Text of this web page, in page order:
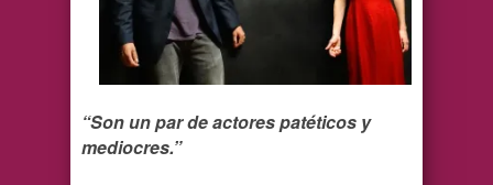
“Son un par de actores patéticos y
mediocres.”